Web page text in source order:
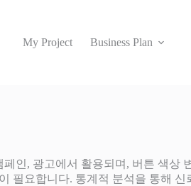
My Project Business Plan
인, 광고에서 활용되며, 버튼 색상
필요합니다. 통계적 분석을 통해 신